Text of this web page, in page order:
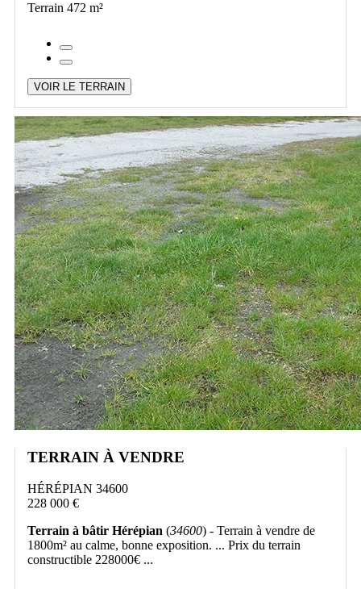
Terrain 472 m²
VOIR LE TERRAIN
TERRAIN À VENDRE
HÉRÉPIAN 34600
228 000 €
Terrain à bâtir Hérépian (34600) - Terrain à vendre de
1800m² au calme, bonne exposition. ... Prix du terrain
constructible 228000€ ...